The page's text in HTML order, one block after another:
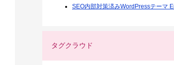
SEO内部対策済みWordPressテーマ
タグクラウド